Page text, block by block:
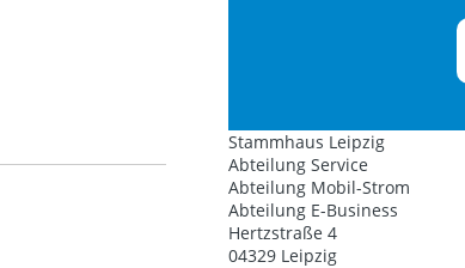
Stammhaus Leipzig
Abteilung Service
Abteilung Mobil-Strom
Abteilung E-Business
Hertzstraße 4
04329 Leipzig